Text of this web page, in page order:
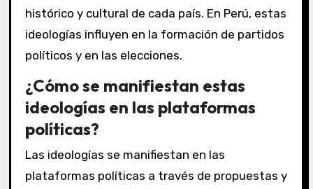
histórico y cultural de cada país. En Perú, estas
ideologías influyen en la formación de partidos
políticos y en las elecciones.
¿Cómo se manifiestan estas
ideologías en las plataformas
políticas?
Las ideologías se manifiestan en las
plataformas políticas a través de propuestas y